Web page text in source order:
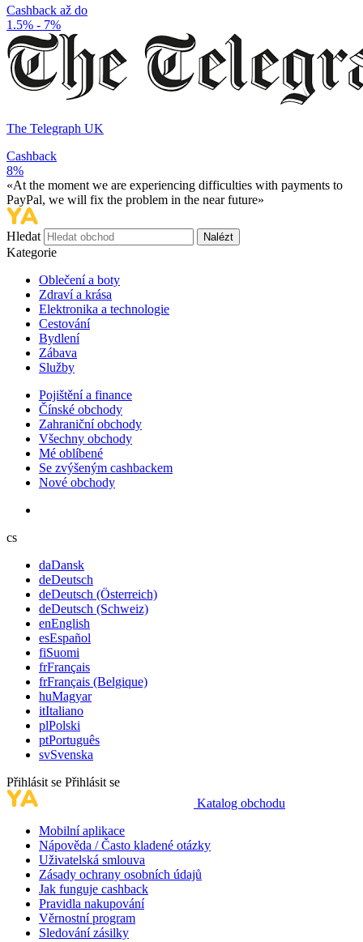
Cashback až do
1.5% - 7%
The Telegraph UK
Cashback
8%
«At the moment we are experiencing difficulties with payments to
PayPal, we will fix the problem in the near future»
Hledat Nalézt
Kategorie
Oblečení a boty
Zdraví a krása
Elektronika a technologie
Cestování
Bydlení
Zábava
Služby
Pojištění a finance
Čínské obchody
Zahraniční obchody
Všechny obchody
Mé oblíbené
Se zvýšeným cashbackem
Nové obchody
cs
daDansk
deDeutsch
deDeutsch (Österreich)
deDeutsch (Schweiz)
enEnglish
esEspañol
fiSuomi
frFrançais
frFrançais (Belgique)
huMagyar
itItaliano
plPolski
ptPortuguês
svSvenska
Přihlásit se Přihlásit se
Katalog obchodu
Mobilní aplikace
Nápověda / Často kladené otázky
Uživatelská smlouva
Zásady ochrany osobních údajů
Jak funguje cashback
Pravidla nakupování
Věrnostní program
Sledování zásilky